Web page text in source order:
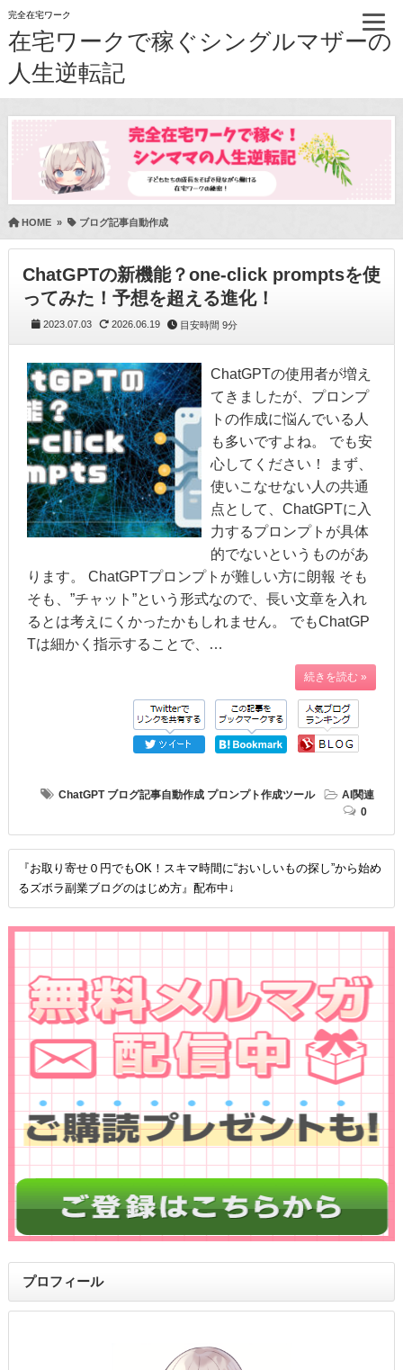
完全在宅ワーク
在宅ワークで稼ぐシングルマザーの
人生逆転記
HOME» ブログ記事自動作成
ChatGPTの新機能？one-click promptsを使
ってみた！予想を超える進化！
2023.07.03 2026.06.19 目安時間 9分
ChatGPTの使用者が増え
てきましたが、プロンプ
トの作成に悩んでいる人
も多いですよね。 でも安
心してください！ まず、
使いこなせない人の共通
点として、ChatGPTに入
力するプロンプトが具体
的でないというものがあ
ります。 ChatGPTプロンプトが難しい方に朗報 そも
そも、”チャット”という形式なので、長い文章を入れ
るとは考えにくかったかもしれません。 でもChatGP
Tは細かく指示することで、…
続きを読む »
ChatGPT ブログ記事自動作成 プロンプト作成ツール
AI関連
0
『お取り寄せ０円でもOK！スキマ時間に“おいしいもの探し”から始め
るズボラ副業ブログのはじめ方』配布中↓
プロフィール